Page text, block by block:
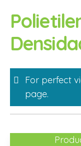
content
For perfect
page.